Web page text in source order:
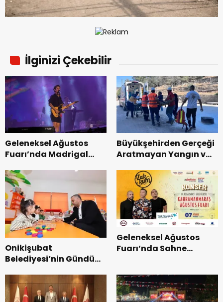
İlginizi Çekebilir
Geleneksel Ağustos
Fuarı’nda Madrigal
Büyükşehirden Gerçeği
Aratmayan Yangın ve
Onikişubat
Belediyesi’nin Gündüz
dönemin ön kayıtları
başladı.
Geleneksel Ağustos
Fuarı’nda Sahne